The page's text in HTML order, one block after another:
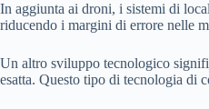
In aggiunta ai droni, i sistemi di
riducendo i margini di errore nelle
Un altro sviluppo tecnologico
esatta. Questo tipo di tecnologia di